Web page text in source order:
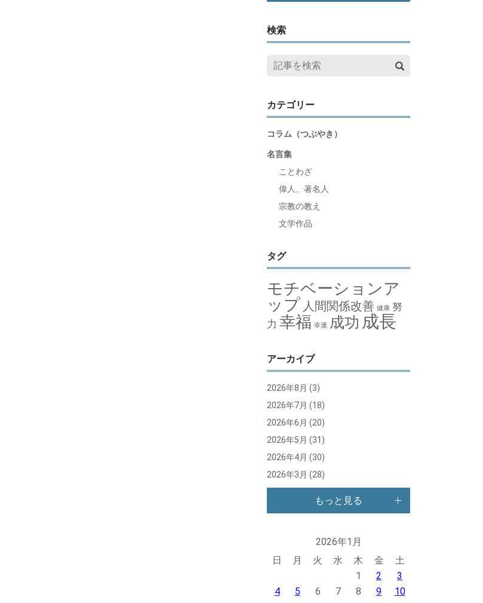
検索
カテゴリー
コラム（つぶやき）
名言集
ことわざ
偉人、著名人
宗教の教え
文学作品
タグ
モチベーションア
ップ 人間関係改善 健康 努
力 幸福 幸運 成功 成長
アーカイブ
2026年8月 (3)
2026年7月 (18)
2026年6月 (20)
2026年5月 (31)
2026年4月 (30)
2026年3月 (28)
もっと見る
2026年1月
日
月 火 水 木 金
土
1
2
3
4
5 6 7 8 9
10